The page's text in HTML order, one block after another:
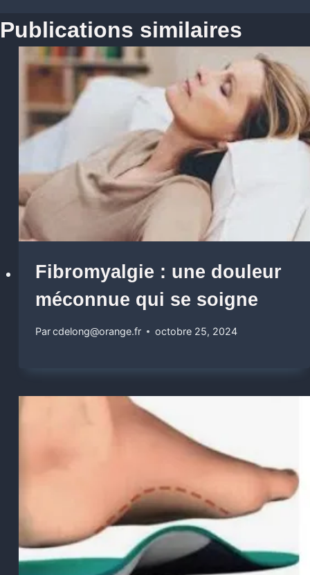
Publications similaires
Fibromyalgie : une douleur
méconnue qui se soigne
Parcdelong@orange.fr octobre 25, 2024